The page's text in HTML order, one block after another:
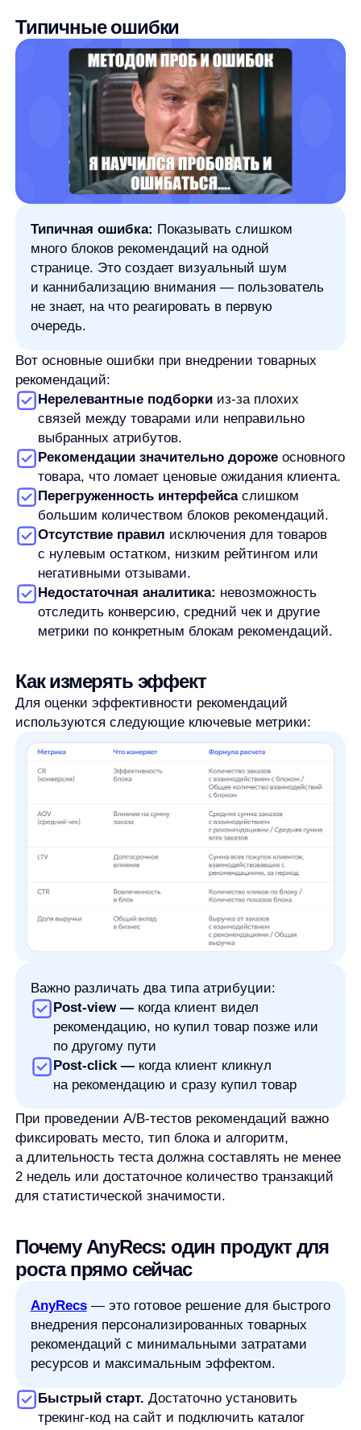
Post-click —когда клиент кликнул
на рекомендацию и сразу купил товар
При проведении A/B-тестов рекомендаций важно
фиксировать место, тип блока и алгоритм,
а длительность теста должна составлять не менее
2 недель или достаточное количество транзакций
для статистической значимости.
Почему AnyRecs: один продукт для
роста прямо сейчас
AnyRecs— это готовое решение для быстрого
внедрения персонализированных товарных
рекомендаций с минимальными затратами
ресурсов и максимальным эффектом.
Быстрый старт.Достаточно установить
трекинг-код на сайт и подключить каталог
блоки начнут работать без длительных
интеграций. Система начинает собирать
и анализировать данные сразу после
установки.
ML-персонализация.Алгоритмы AnyRecs
учитывают все взаимодействия пользователей:
просмотры, добавления в корзину, покупки.
Система строит модели look-alike для поиска
похожих пользователей и предсказывает
«лучшее следующее предложение» для
каждого клиента.
Гибкие правила.Платформа позволяет
настраивать ценовые пороги (чтобы
не рекомендовать товары значительно дороже
или дешевле), создавать исключения для
товаров с низкой маржой или отсутствием
на складе, определять «строгие» атрибуты
(например, соответствие бренду/типу/цвету),
Омниканальность.Единое ядро данных
позволяет показывать согласованные
рекомендации на всех платформах: сайте,
в мобильном приложении, email-рассылках,
push-уведомлениях и даже в интерфейсе для
операторов колл-центра.
Контроль качества. AnyRecs предоставляет
инструменты для A/B-тестирования различных
алгоритмов и шаблонов, детальные отчеты
по конверсии, среднему чеку и LTV, а также
рекомендациями, с разделением на post-view
Интеграция с экосистемой any. AnyRecs легко
интегрируется с другими продуктами
экосистемы, в частности с AnyQuery
(интеллектуальный поиск), создавая единую
обеспечивает высокую производительность
даже при значительных нагрузках, характерных
для крупных eCommerce-проектов.
Ожидаемый эффект от внедрения AnyRecs — это
рост конверсии, увеличение среднего чека
и частоты повторных заказов. Инвестиции
в систему быстро окупаются за счет
дополнительной выручки и сохраненного
маркетингового бюджета.
Чек-лист подключения AnyRecs:
Подключение каталога товаров
Установка трекинг-скрипта
Определение правил и ограничений
Запуск пилотного A/B-теста (2−4 недели)
Начните повышать продажи уже
сегодня
Товарные рекомендации — это не просто
модный тренд, а проверенный инструмент
роста, который повышает релевантность